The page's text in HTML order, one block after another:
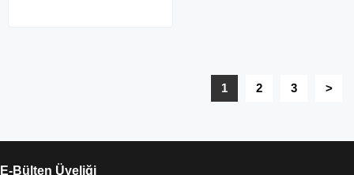
1 2 3 >
E-Bülten Üyeliği